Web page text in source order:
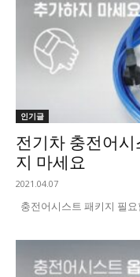
인기글
전기차 충전어
지 마세요
2021.04.07
충전어시스트 패키지 필